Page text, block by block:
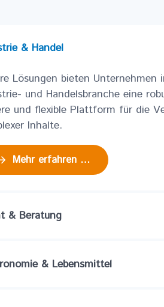
& Handel
Lösungen bieten Unternehmen
und Handelsbranche eine
und flexible Plattform für die
Inhalte.
Mehr erfahren …
& Beratung
& Lebensmittel